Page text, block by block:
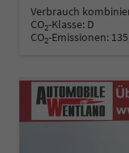
Verbrauch
CO2-Klasse: D
CO2-Emissionen: